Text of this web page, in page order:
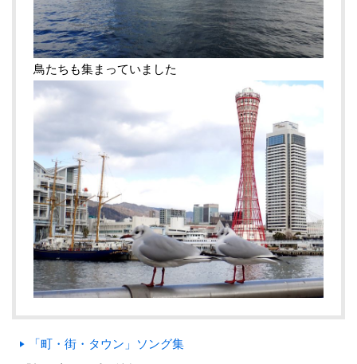
鳥たちも集まっていました
「町・街・タウン」ソング集